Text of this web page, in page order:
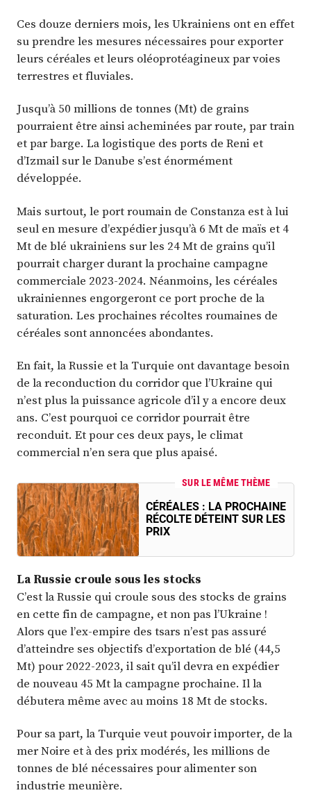
Ces douze derniers mois, les Ukrainiens ont en effet
su prendre les mesures nécessaires pour exporter
leurs céréales et leurs oléoprotéagineux par voies
terrestres et fluviales.
Jusqu’à 50 millions de tonnes (Mt) de grains
pourraient être ainsi acheminées par route, par train
et par barge. La logistique des ports de Reni et
d’Izmail sur le Danube s’est énormément
développée.
Mais surtout, le port roumain de Constanza est à lui
seul en mesure d’expédier jusqu’à 6 Mt de maïs et 4
Mt de blé ukrainiens sur les 24 Mt de grains qu’il
pourrait charger durant la prochaine campagne
commerciale 2023-2024. Néanmoins, les céréales
ukrainiennes engorgeront ce port proche de la
saturation. Les prochaines récoltes roumaines de
céréales sont annoncées abondantes.
En fait, la Russie et la Turquie ont davantage besoin
de la reconduction du corridor que l’Ukraine qui
n’est plus la puissance agricole d’il y a encore deux
ans. C’est pourquoi ce corridor pourrait être
reconduit. Et pour ces deux pays, le climat
commercial n’en sera que plus apaisé.
SUR LE MÊME THÈME
CÉRÉALES : LA PROCHAINE
RÉCOLTE DÉTEINT SUR LES
PRIX
La Russie croule sous les stocks
C’est la Russie qui croule sous des stocks de grains
en cette fin de campagne, et non pas l’Ukraine !
Alors que l’ex-empire des tsars n’est pas assuré
d’atteindre ses objectifs d’exportation de blé (44,5
Mt) pour 2022-2023, il sait qu’il devra en expédier
de nouveau 45 Mt la campagne prochaine. Il la
débutera même avec au moins 18 Mt de stocks.
Pour sa part, la Turquie veut pouvoir importer, de la
mer Noire et à des prix modérés, les millions de
tonnes de blé nécessaires pour alimenter son
industrie meunière.